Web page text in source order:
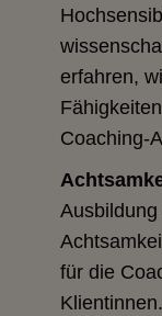
erfahren,
Coaching-
für die